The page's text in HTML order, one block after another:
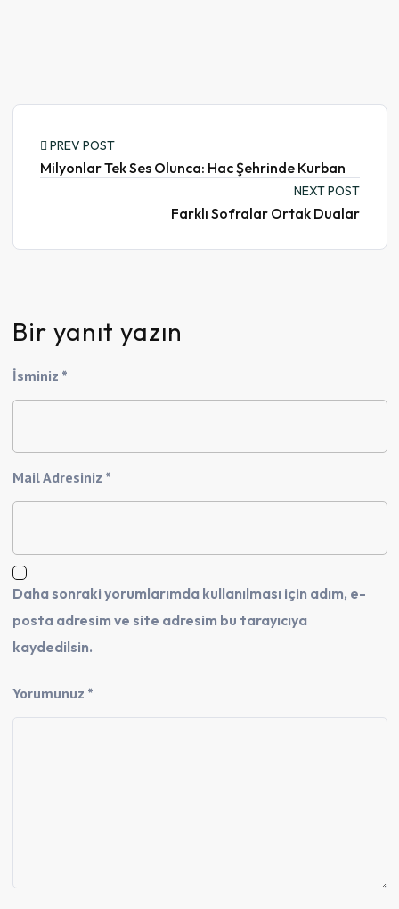
PREV POST
Milyonlar Tek Ses Olunca: Hac Şehrinde Kurban
NEXT POST
Farklı Sofralar Ortak Dualar
Bir yanıt yazın
İsminiz *
Mail Adresiniz *
Daha sonraki yorumlarımda kullanılması için adım, e-
posta adresim ve site adresim bu tarayıcıya
kaydedilsin.
Yorumunuz *